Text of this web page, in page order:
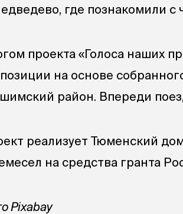
где познакомили с
проекта «Голоса наших
на основе
район. Впереди
реализует Тюменский
на средства гранта
Pixabay